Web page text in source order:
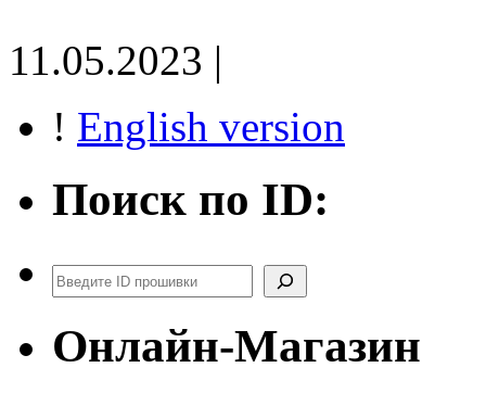
11.05.2023 |
! English version
Поиск по ID:
Поиск
Онлайн-Магазин